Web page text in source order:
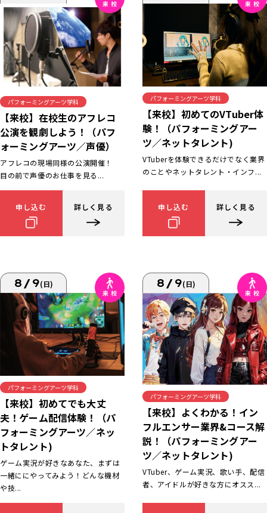
パフォーミングアーツ学科
【来校】在校生のアフレコ
公演を観劇しよう！（パフ
ォーミングアーツ／声優）
アフレコの現場同様の公演開催！
目の前で声優のお仕事を見る...
申し込む 詳しく見る
パフォーミングアーツ学科
【来校】初めてのVTuber体
験！（パフォーミングアー
ツ／ネットタレント)
VTuberを体験できるだけでなく業界
のことやネットタレント・インフ...
申し込む 詳しく見る
8/9(日)
パフォーミングアーツ学科
【来校】初めてでも大丈
夫！ゲーム配信体験！（パ
フォーミングアーツ／ネッ
トタレント)
ゲーム実況が好きなあなた、まずは
一緒ににやってみよう！どんな機材
や技...
8/9(日)
パフォーミングアーツ学科
【来校】よくわかる！イン
フルエンサー業界&コース解
説！（パフォーミングアー
ツ／ネットタレント)
VTuber、ゲーム実況、歌い手、配信
者、アイドルが好きな方にオスス...